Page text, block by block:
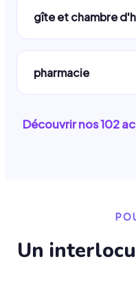
gîte et chambre
pharmacie
Découvrir nos102
Un